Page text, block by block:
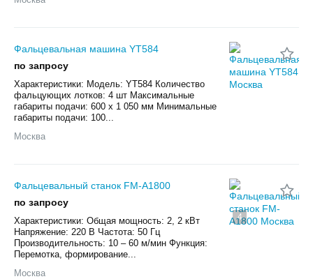
Фальцевальная машина YT584
по запросу
Характеристики: Модель: YT584 Количество
фальцующих лотков: 4 шт Максимальные
габариты подачи: 600 х 1 050 мм Минимальные
габариты подачи: 100...
Москва
4
Фальцевальный станок FM-A1800
по запросу
Характеристики: Общая мощность: 2, 2 кВт
Напряжение: 220 В Частота: 50 Гц
Производительность: 10 – 60 м/мин Функция:
Перемотка, формирование...
Москва